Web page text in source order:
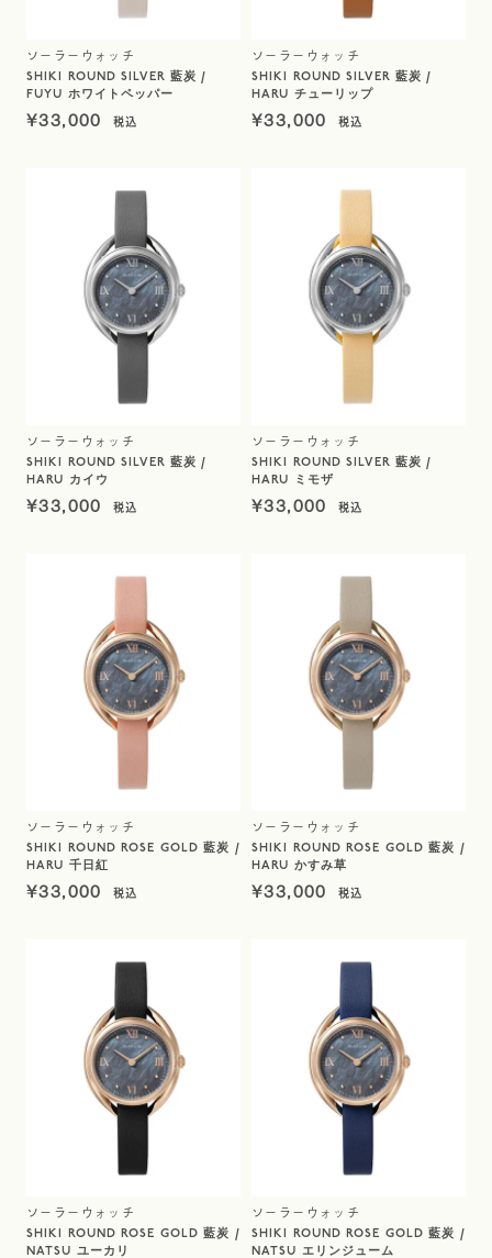
ソーラーウォッチ
SHIKI ROUND SILVER 藍炭 /
FUYU ホワイトペッパー
¥33,000
ソーラーウォッチ
SHIKI ROUND SILVER 藍炭 /
HARU チューリップ
¥33,000
ソーラーウォッチ
SHIKI ROUND SILVER 藍炭 /
HARU カイウ
¥33,000
ソーラーウォッチ
SHIKI ROUND SILVER 藍炭 /
HARU ミモザ
¥33,000
ソーラーウォッチ
SHIKI ROUND ROSE GOLD 藍炭 /
HARU 千日紅
¥33,000
ソーラーウォッチ
SHIKI ROUND ROSE GOLD 藍炭 /
HARU かすみ草
¥33,000
ソーラーウォッチ
SHIKI ROUND ROSE GOLD 藍炭 /
NATSU ユーカリ
ソーラーウォッチ
SHIKI ROUND ROSE GOLD 藍炭 /
NATSU エリンジューム